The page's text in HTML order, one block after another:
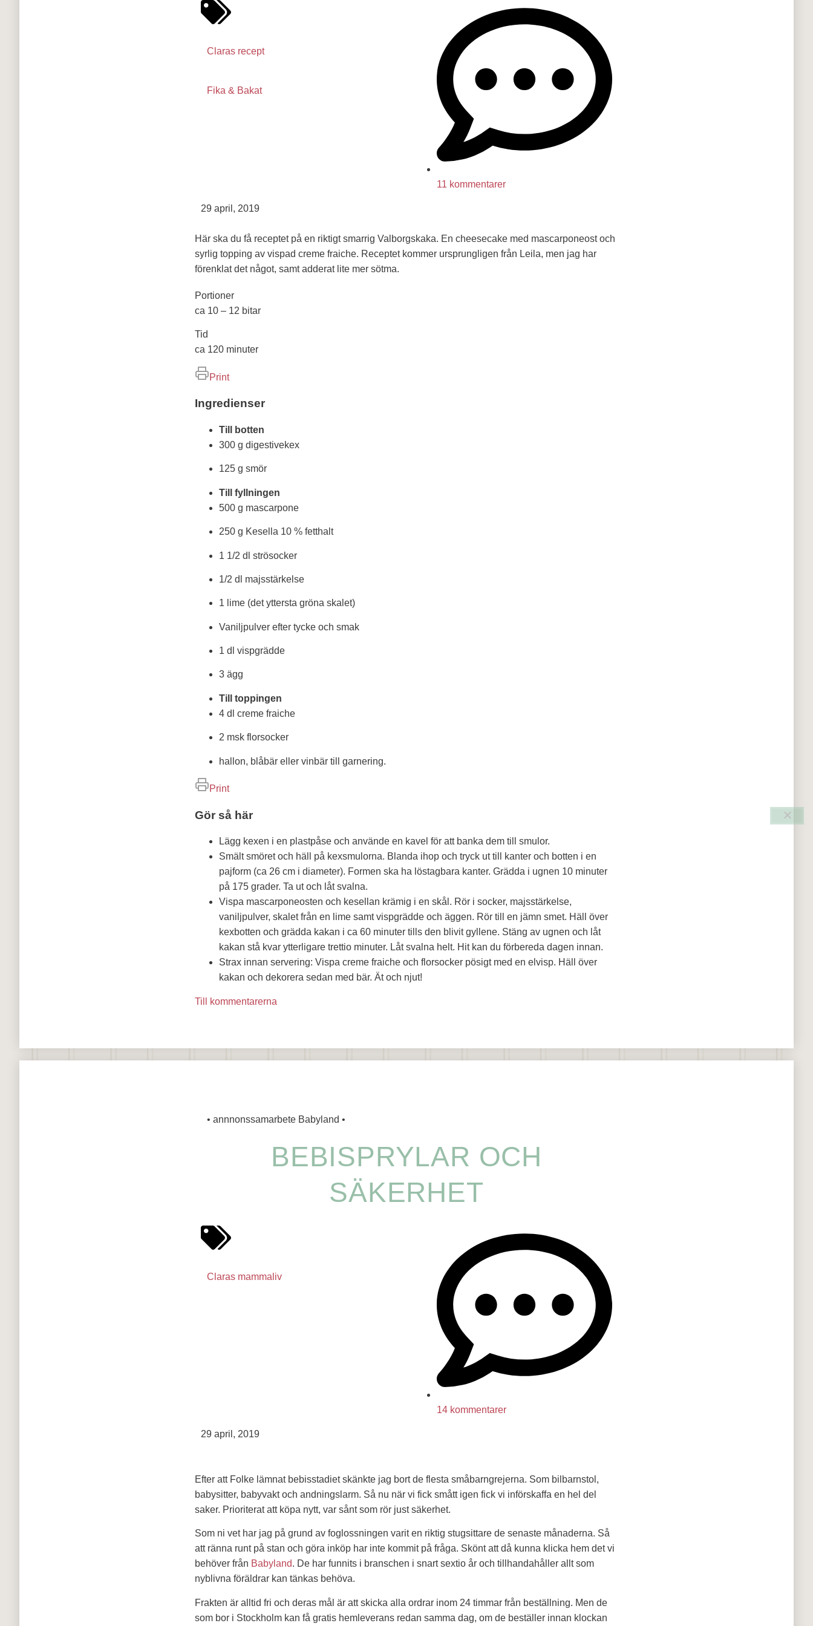
Claras recept
Fika & Bakat
11 kommentarer
29 april, 2019
Här ska du få receptet på en riktigt smarrig Valborgskaka. En cheesecake med mascarponeost och
syrlig topping av vispad creme fraiche. Receptet kommer ursprungligen från Leila, men jag har
förenklat det något, samt adderat lite mer sötma.
Portioner
ca 10 – 12 bitar
Tid
ca 120 minuter
Print
Ingredienser
Till botten
300 g digestivekex
125 g smör
Till fyllningen
500 g mascarpone
250 g Kesella 10 % fetthalt
1 1/2 dl strösocker
1/2 dl majsstärkelse
1 lime (det yttersta gröna skalet)
Vaniljpulver efter tycke och smak
1 dl vispgrädde
3 ägg
Till toppingen
4 dl creme fraiche
2 msk florsocker
hallon, blåbär eller vinbär till garnering.
Print
Gör så här
Lägg kexen i en plastpåse och använde en kavel för att banka dem till smulor.
Smält smöret och häll på kexsmulorna. Blanda ihop och tryck ut till kanter och botten i en
pajform (ca 26 cm i diameter). Formen ska ha löstagbara kanter. Grädda i ugnen 10 minuter
på 175 grader. Ta ut och låt svalna.
Vispa mascarponeosten och kesellan krämig i en skål. Rör i socker, majsstärkelse,
vaniljpulver, skalet från en lime samt vispgrädde och äggen. Rör till en jämn smet. Häll över
kexbotten och grädda kakan i ca 60 minuter tills den blivit gyllene. Stäng av ugnen och låt
kakan stå kvar ytterligare trettio minuter. Låt svalna helt. Hit kan du förbereda dagen innan.
Strax innan servering: Vispa creme fraiche och florsocker pösigt med en elvisp. Häll över
kakan och dekorera sedan med bär. Ät och njut!
Till kommentarerna
• annnonssamarbete Babyland •
BEBISPRYLAR OCH
SÄKERHET
Claras mammaliv
14 kommentarer
29 april, 2019
Efter att Folke lämnat bebisstadiet skänkte jag bort de flesta småbarngrejerna. Som bilbarnstol,
babysitter, babyvakt och andningslarm. Så nu när vi fick smått igen fick vi införskaffa en hel del
saker. Prioriterat att köpa nytt, var sånt som rör just säkerhet.
Som ni vet har jag på grund av foglossningen varit en riktig stugsittare de senaste månaderna. Så
att ränna runt på stan och göra inköp har inte kommit på fråga. Skönt att då kunna klicka hem det vi
behöver från Babyland. De har funnits i branschen i snart sextio år och tillhandahåller allt som
nyblivna föräldrar kan tänkas behöva.
Frakten är alltid fri och deras mål är att skicka alla ordrar inom 24 timmar från beställning. Men de
som bor i Stockholm kan få gratis hemleverans redan samma dag, om de beställer innan klockan